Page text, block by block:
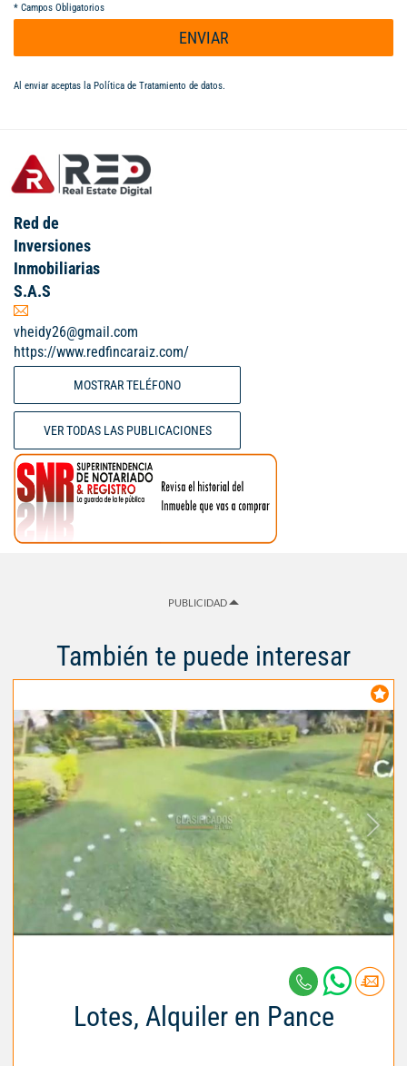
* Campos Obligatorios
ENVIAR
Al enviar aceptas la Política de Tratamiento de datos.
Red de
Inversiones
Inmobiliarias
S.A.S
vheidy26@gmail.com
https://www.redfincaraiz.com/
MOSTRAR TELÉFONO
VER TODAS LAS PUBLICACIONES
PUBLICIDAD
También te puede interesar
Lotes, Alquiler en Pance